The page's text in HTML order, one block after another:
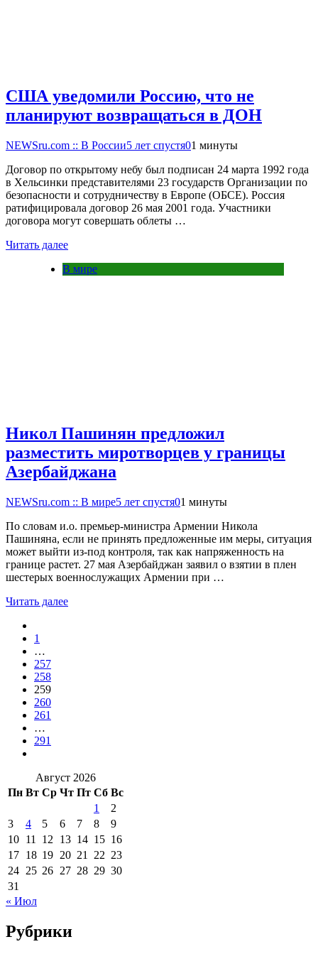
США уведомили Россию, что не
планируют возвращаться в ДОН
NEWSru.com :: В России5 лет спустя01 минуты
Договор по открытому небу был подписан 24 марта 1992 года
в Хельсинки представителями 23 государств Организации по
безопасности и сотрудничеству в Европе (ОБСЕ). Россия
ратифицировала договор 26 мая 2001 года. Участники
договора могут совершать облеты …
Читать далее
В мире
Никол Пашинян предложил
разместить миротворцев у границы
Азербайджана
NEWSru.com :: В мире5 лет спустя01 минуты
По словам и.о. премьер-министра Армении Никола
Пашиняна, если не принять предложенные им меры, ситуация
может выйти из-под контроля, так как напряженность на
границе растет. 27 мая Азербайджан заявил о взятии в плен
шестерых военнослужащих Армении при …
Читать далее
1
…
257
258
259
260
261
…
291
Август 2026
Пн Вт Ср Чт Пт Сб Вс
1
2
3
4 5 6 7 8
9
10 11 12 13 14 15 16
17 18 19 20 21 22 23
24 25 26 27 28 29 30
31
« Июл
Рубрики